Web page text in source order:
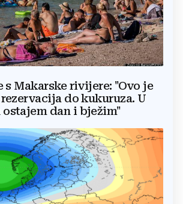
s Makarske rivijere: "Ovo je
do kukuruza. U
ostajem dan i bježim"